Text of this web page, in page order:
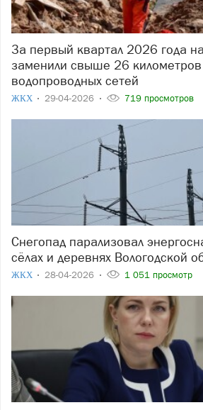
За первый квартал 2026 года на Вологодчине
заменили свыше 26 километров
водопроводных сетей
ЖКХ 29-04-2026 719 просмотров
Снегопад парализовал энергоснабжение в 689
сёлах и деревнях Вологодской
ЖКХ 28-04-2026 1 051 просмотр